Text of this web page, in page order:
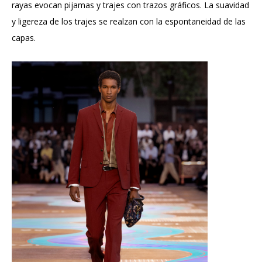
rayas evocan pijamas y trajes con trazos gráficos. La suavidad
y ligereza de los trajes se realzan con la espontaneidad de las
capas.